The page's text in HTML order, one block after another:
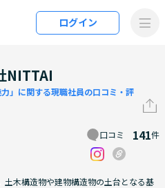
ログイン
NITTAI
」に関する現職社員の口コミ・評
口コミ 141件
木構造物や建物構造物の土台となる基